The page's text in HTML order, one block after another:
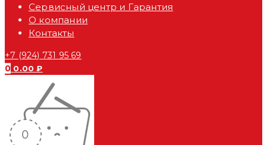
Сервисный центр и Гарантия
О компании
Контакты
+7 (924) 731 95 69
0 0.00₽